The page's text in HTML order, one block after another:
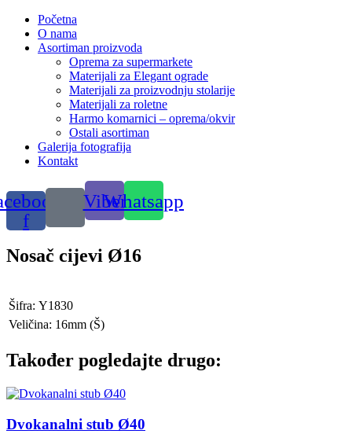
Početna
O nama
Asortiman proizvoda
Oprema za supermarkete
Materijali za Elegant ograde
Materijali za proizvodnju stolarije
Materijali za roletne
Harmo komarnici – oprema/okvir
Ostali asortiman
Galerija fotografija
Kontakt
f
ViberWhatsapp
Nosač cijevi Ø16
Šifra: Y1830
Veličina: 16mm (Š)
Također pogledajte drugo:
Dvokanalni stub Ø40